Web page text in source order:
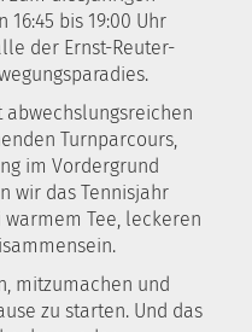
16:45 bis 19:00 Uhr
der Ernst-Reuter-
Turnparcours,
im Vordergrund
wir das Tennisjahr
Tee, leckeren
mitzumachen und
zu starten. Und das